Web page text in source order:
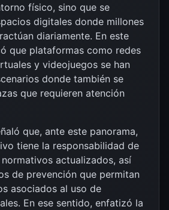
físico, sino que se
digitales donde millones
diariamente. En este
que plataformas como redes
y videojuegos se han
donde también se
que requieren atención
que, ante este panorama,
tiene la responsabilidad de
actualizados, así
de prevención que permitan
asociados al uso de
En ese sentido, enfatizó la